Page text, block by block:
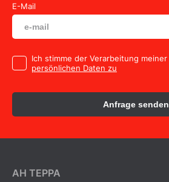
E-Mail
Ich stimme der Verarbeitung meiner
persönlichen Daten zu
Anfrage senden
AH ТEPPA